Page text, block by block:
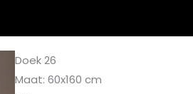
Doek 26
Maat: 60x160 cm